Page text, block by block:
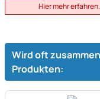
Hier mehr erfahren.
Wird oft
Produkten: